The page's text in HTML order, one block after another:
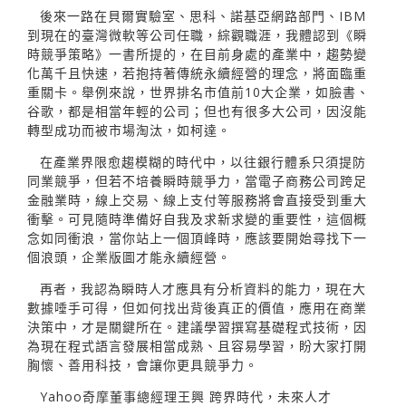
後來一路在貝爾實驗室、思科、諾基亞網路部門、IBM
到現在的臺灣微軟等公司任職，綜觀職涯，我體認到《瞬
時競爭策略》一書所提的，在目前身處的產業中，趨勢變
化萬千且快速，若抱持著傳統永續經營的理念，將面臨重
重關卡。舉例來說，世界排名市值前10大企業，如臉書、
谷歌，都是相當年輕的公司；但也有很多大公司，因沒能
轉型成功而被市場淘汰，如柯達。
在產業界限愈趨模糊的時代中，以往銀行體系只須提防
同業競爭，但若不培養瞬時競爭力，當電子商務公司跨足
金融業時，線上交易、線上支付等服務將會直接受到重大
衝擊。可見隨時準備好自我及求新求變的重要性，這個概
念如同衝浪，當你站上一個頂峰時，應該要開始尋找下一
個浪頭，企業版圖才能永續經營。
再者，我認為瞬時人才應具有分析資料的能力，現在大
數據唾手可得，但如何找出背後真正的價值，應用在商業
決策中，才是關鍵所在。建議學習撰寫基礎程式技術，因
為現在程式語言發展相當成熟、且容易學習，盼大家打開
胸懷、善用科技，會讓你更具競爭力。
Yahoo奇摩董事總經理王興 跨界時代，未來人才